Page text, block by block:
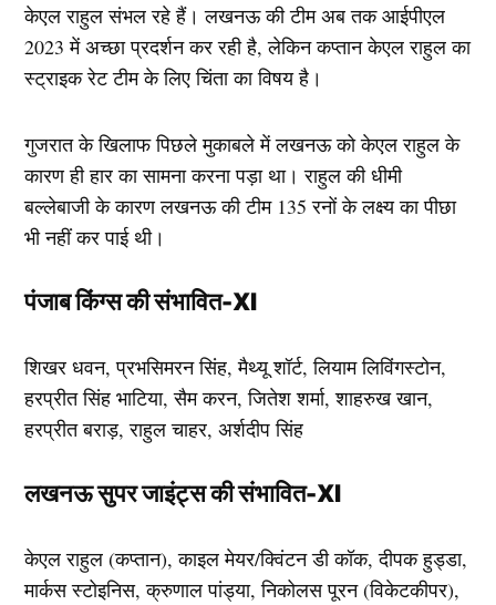
केएल राहुल संभल रहे हैं। लखनऊ की टीम अब तक आईपीएल
2023 में अच्छा प्रदर्शन कर रही है, लेकिन कप्तान केएल राहुल का
स्ट्राइक रेट टीम के लिए चिंता का विषय है।
गुजरात के खिलाफ पिछले मुकाबले में लखनऊ को केएल राहुल के
कारण ही हार का सामना करना पड़ा था। राहुल की धीमी
बल्लेबाजी के कारण लखनऊ की टीम 135 रनों के लक्ष्य का पीछा
भी नहीं कर पाई थी।
पंजाब किंग्स की संभावित-XI
शिखर धवन, प्रभसिमरन सिंह, मैथ्यू शॉर्ट, लियाम लिविंगस्टोन,
हरप्रीत सिंह भाटिया, सैम करन, जितेश शर्मा, शाहरुख खान,
हरप्रीत बराड़, राहुल चाहर, अर्शदीप सिंह
लखनऊ सुपर जाइंट्स की संभावित-XI
केएल राहुल (कप्तान), काइल मेयर/क्विंटन डी कॉक, दीपक हुड्डा,
मार्कस स्टोइनिस, क्रुणाल पांड्या, निकोलस पूरन (विकेटकीपर),